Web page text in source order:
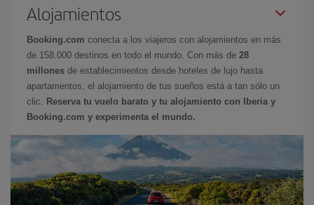
Alojamientos
Booking.com conecta a los viajeros con alojamientos en más
de 158.000 destinos en todo el mundo. Con más de 28
millones de establecimientos desde hoteles de lujo hasta
apartamentos, el alojamiento de tus sueños está a tan sólo un
clic.
Reserva tu vuelo barato y tu alojamiento con Iberia y
Booking.com y experimenta el mundo.